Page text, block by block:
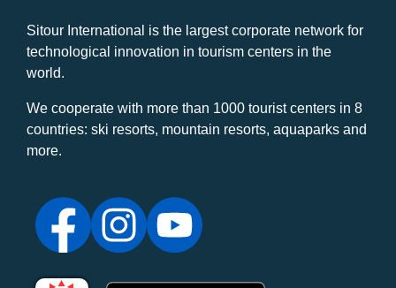
Sitour International is the largest corporate network for
technological innovation in tourism centers in the
world.
We cooperate with more than 1000 tourist centers in 8
countries: ski resorts, mountain resorts, aquaparks and
more.